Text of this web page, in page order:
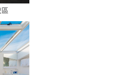
區